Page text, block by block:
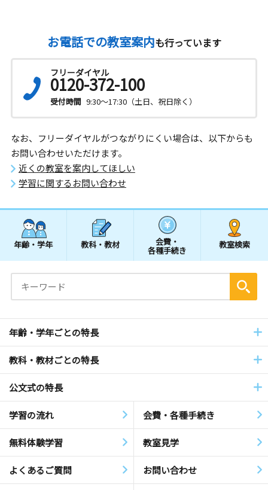
お電話での教室案内も行っています
フリーダイヤル
0120-372-100
受付時間 9:30～17:30（土日、祝日除く）
なお、フリーダイヤルがつながりにくい場合は、以下からも
お問い合わせいただけます。
近くの教室を案内してほしい
学習に関するお問い合わせ
年齢・学年 教科・教材 会費・
各種手続き
教室検索
年齢・学年ごとの特長
教科・教材ごとの特長
公文式の特長
学習の流れ 会費・各種手続き
無料体験学習 教室見学
よくあるご質問 お問い合わせ